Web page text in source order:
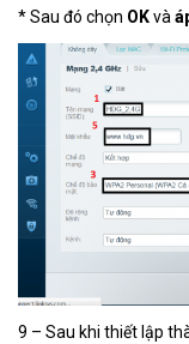
* Sau đó chọn OKvà
9 – Sau khi thiết lập